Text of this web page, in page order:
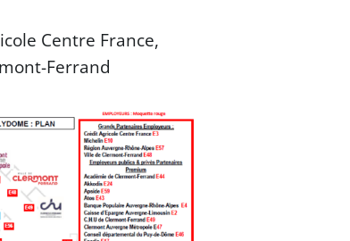
Centre France,
Ferrand